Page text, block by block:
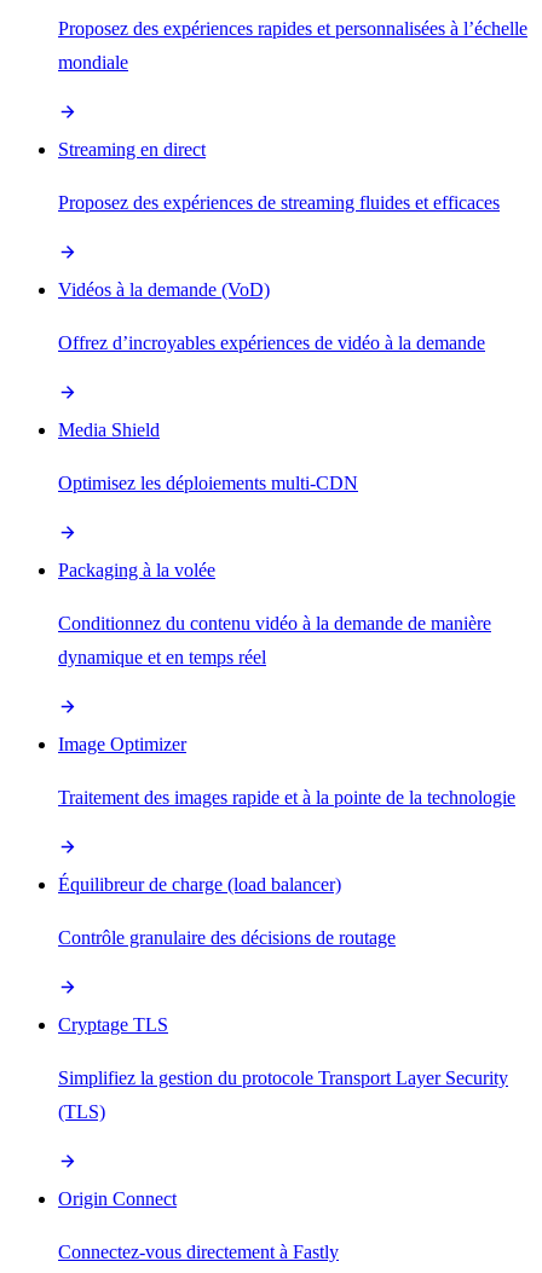
Proposez des expériences rapides et personnalisées à l’échelle
mondiale
Streaming en direct
Proposez des expériences de streaming fluides et efficaces
Vidéos à la demande (VoD)
Offrez d’incroyables expériences de vidéo à la demande
Media Shield
Optimisez les déploiements multi-CDN
Packaging à la volée
Conditionnez du contenu vidéo à la demande de manière
dynamique et en temps réel
Image Optimizer
Traitement des images rapide et à la pointe de la technologie
Équilibreur de charge (load balancer)
Contrôle granulaire des décisions de routage
Cryptage TLS
Simplifiez la gestion du protocole Transport Layer Security
(TLS)
Origin Connect
Connectez-vous directement à Fastly